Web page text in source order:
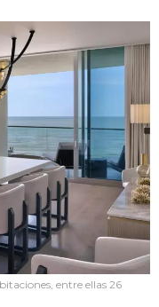
entre ellas 26